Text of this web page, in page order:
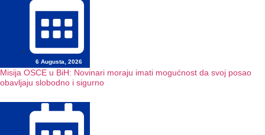
6 Augusta, 2026
Misija OSCE u BiH: Novinari moraju imati mogućnost da svoj posao
obavljaju slobodno i sigurno